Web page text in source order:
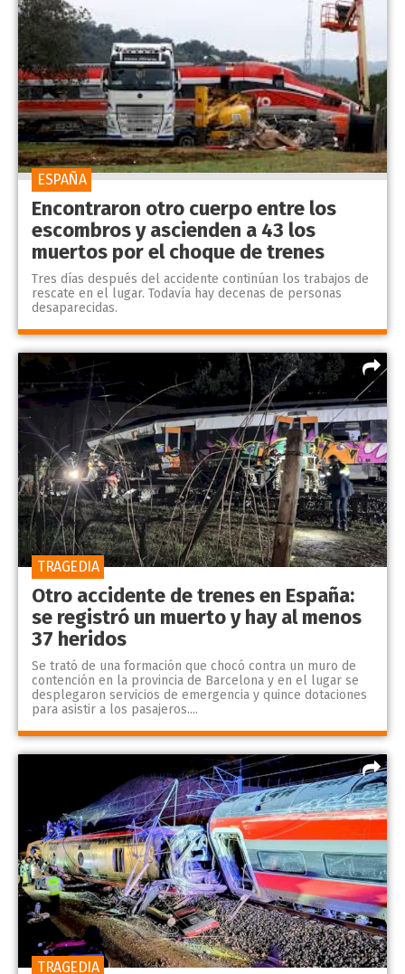
Encontraron otro cuerpo entre los
escombros y ascienden a 43 los
muertos por el choque de trenes
Tres días después del accidente continúan los trabajos de
rescate en el lugar. Todavía hay decenas de personas
desaparecidas.
ESPAÑA
Otro accidente de trenes en España:
se registró un muerto y hay al menos
37 heridos
Se trató de una formación que chocó contra un muro de
contención en la provincia de Barcelona y en el lugar se
desplegaron servicios de emergencia y quince dotaciones
para asistir a los pasajeros....
TRAGEDIA
TRAGEDIA